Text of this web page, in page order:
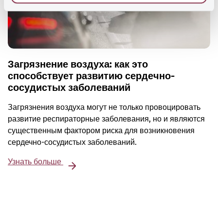
Загрязнение воздуха: как это
способствует развитию сердечно-
сосудистых заболеваний
Загрязнения воздуха могут не только провоцировать
развитие респираторные заболевания, но и являются
существенным фактором риска для возникновения
сердечно-сосудистых заболеваний.
Узнать больше